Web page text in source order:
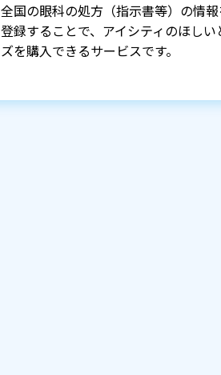
全国の眼科の処方（指示書等）の情
登録することで、アイシティのほし
ズを購入できるサービスです。